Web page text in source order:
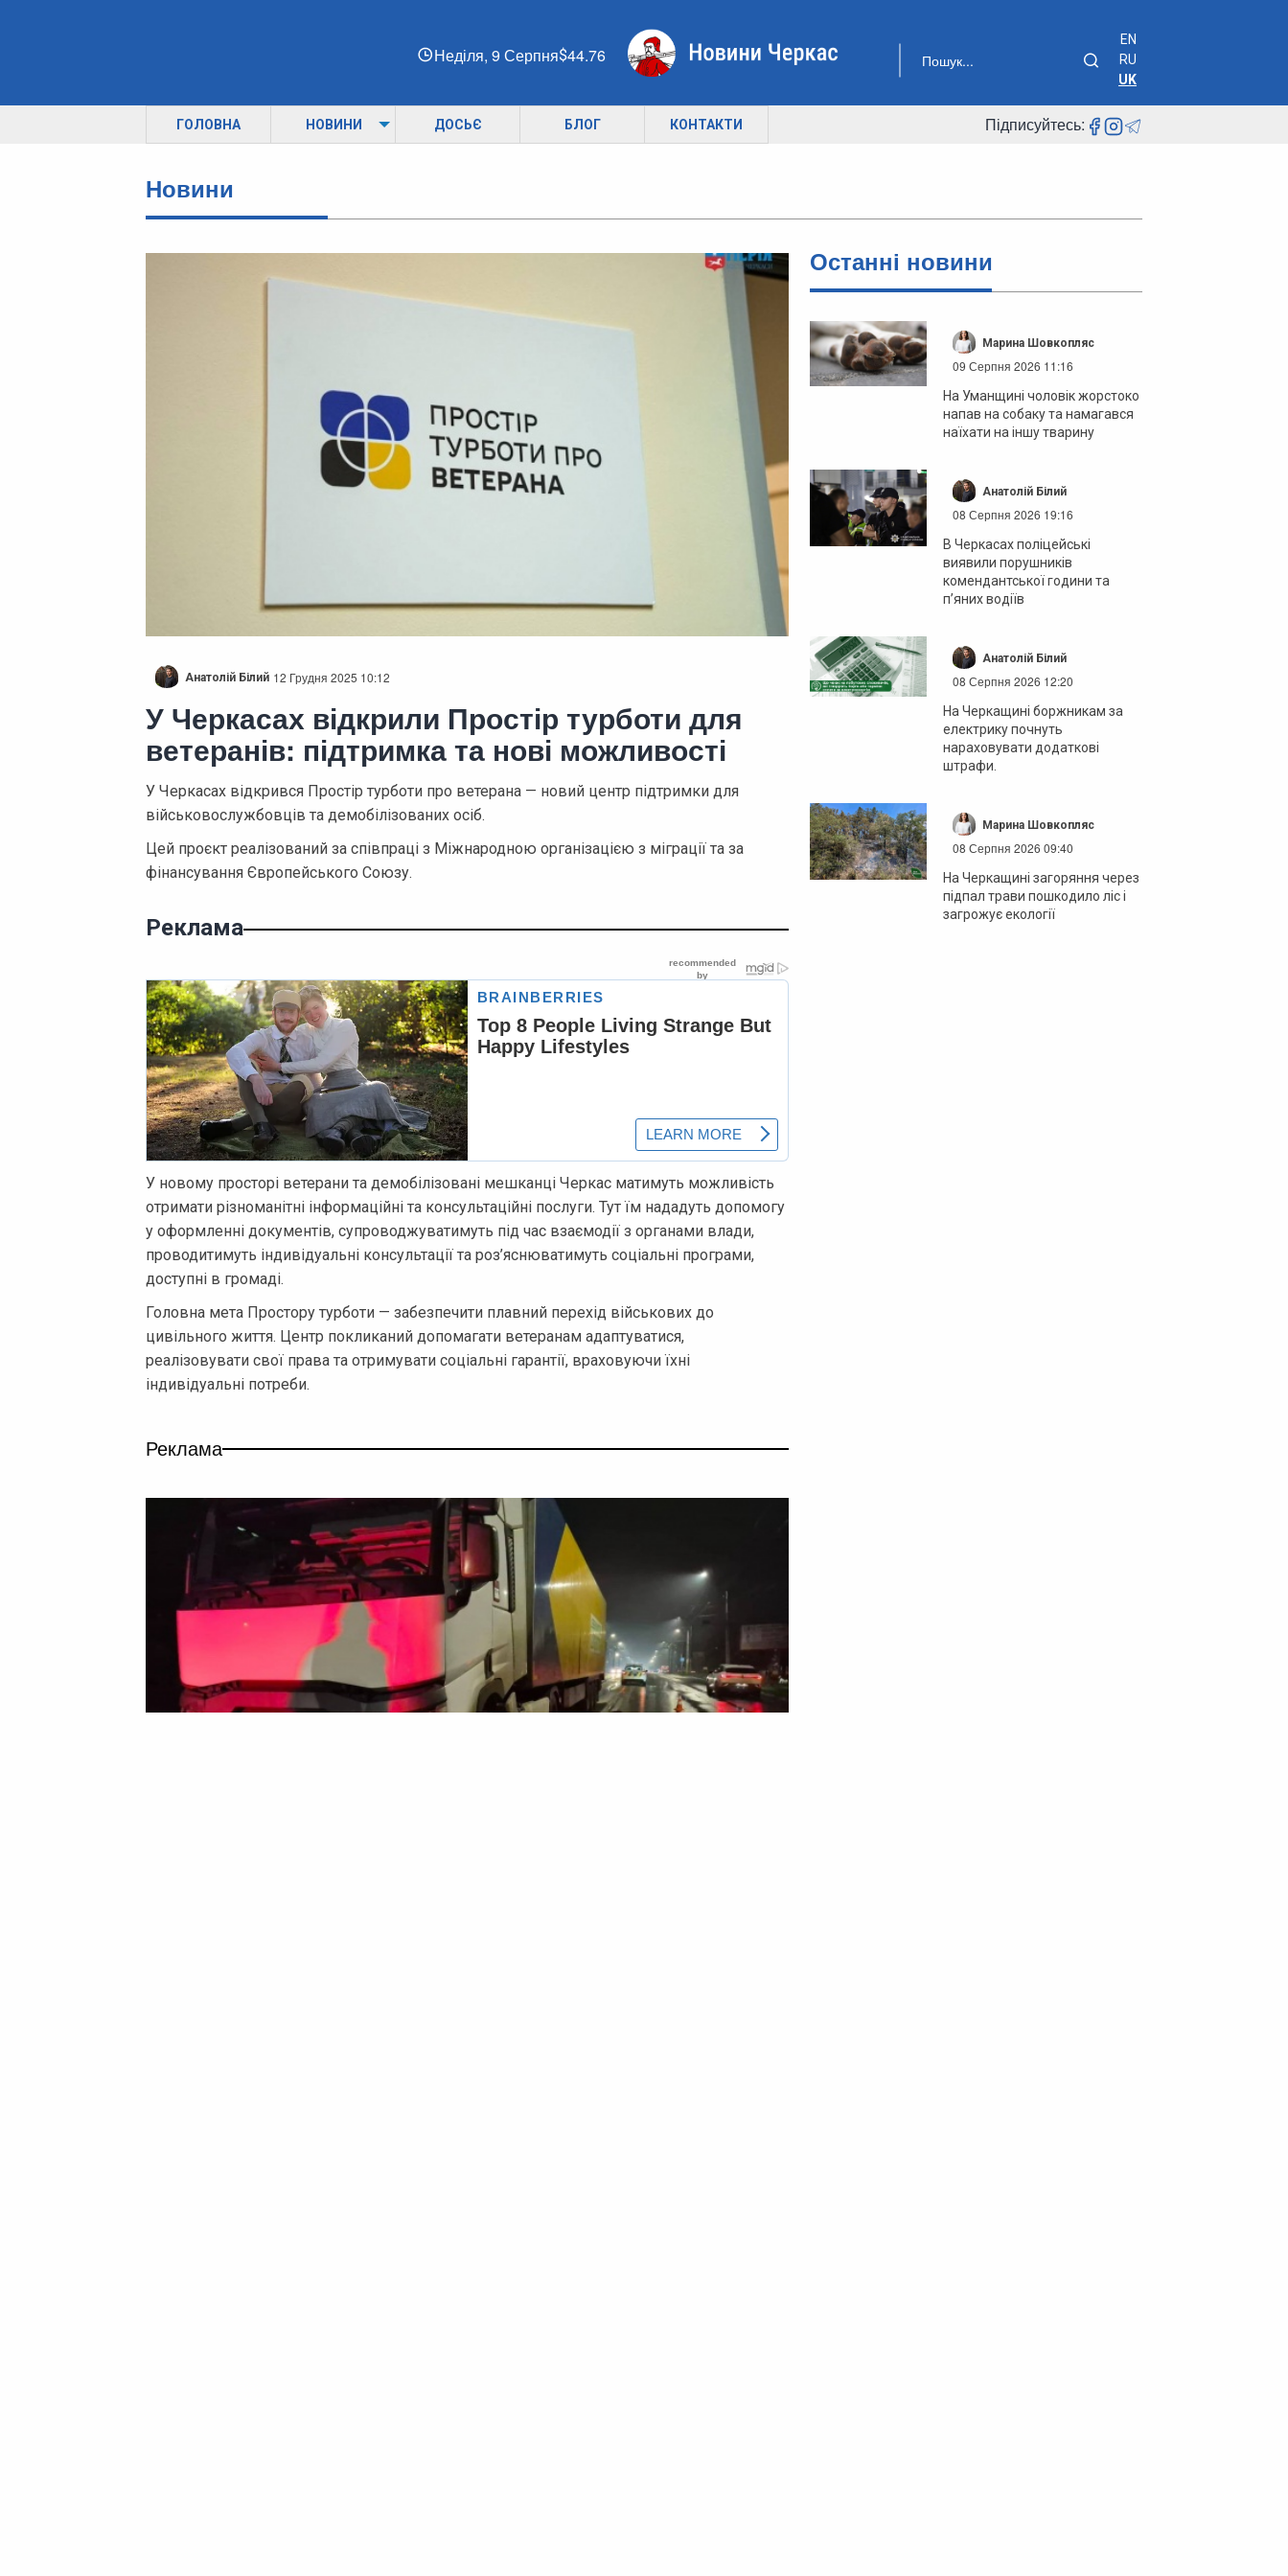
Неділя, 9 Серпня 44.76
EN
RU
UK
ГОЛОВНА НОВИНИ ДОСЬЄ БЛОГ КОНТАКТИ Підписуйтесь:
Новини
Анатолій Білий 12 Грудня 2025 10:12
У Черкасах відкрили Простір турботи для
ветеранів: підтримка та нові можливості
У Черкасах відкрився Простір турботи про ветерана — новий центр підтримки для
військовослужбовців та демобілізованих осіб.
Цей проєкт реалізований за співпраці з Міжнародною організацією з міграції та за
фінансування Європейського Союзу.
Реклама
У новому просторі ветерани та демобілізовані мешканці Черкас матимуть можливість
отримати різноманітні інформаційні та консультаційні послуги. Тут їм нададуть допомогу
у оформленні документів, супроводжуватимуть під час взаємодії з органами влади,
проводитимуть індивідуальні консультації та роз’яснюватимуть соціальні програми,
доступні в громаді.
Головна мета Простору турботи — забезпечити плавний перехід військових до
цивільного життя. Центр покликаний допомагати ветеранам адаптуватися,
реалізовувати свої права та отримувати соціальні гарантії, враховуючи їхні
індивідуальні потреби.
Реклама
Останні новини
Марина Шовкопляс
09 Серпня 2026 11:16
На Уманщині чоловік жорстоко
напав на собаку та намагався
наїхати на іншу тварину
Анатолій Білий
08 Серпня 2026 19:16
В Черкасах поліцейські
виявили порушників
комендантської години та
п’яних водіїв
Анатолій Білий
08 Серпня 2026 12:20
На Черкащині боржникам за
електрику почнуть
нараховувати додаткові
штрафи.
Марина Шовкопляс
08 Серпня 2026 09:40
На Черкащині загоряння через
підпал трави пошкодило ліс і
загрожує екології